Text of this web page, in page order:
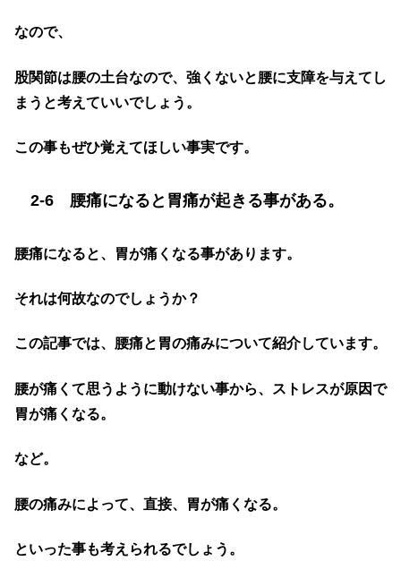
なので、
股関節は腰の土台なので、強くないと腰に支障を与えてし
まうと考えていいでしょう。
この事もぜひ覚えてほしい事実です。
2-6 腰痛になると胃痛が起きる事がある。
腰痛になると、胃が痛くなる事があります。
それは何故なのでしょうか？
この記事では、腰痛と胃の痛みについて紹介しています。
腰が痛くて思うように動けない事から、ストレスが原因で
胃が痛くなる。
など。
腰の痛みによって、直接、胃が痛くなる。
といった事も考えられるでしょう。